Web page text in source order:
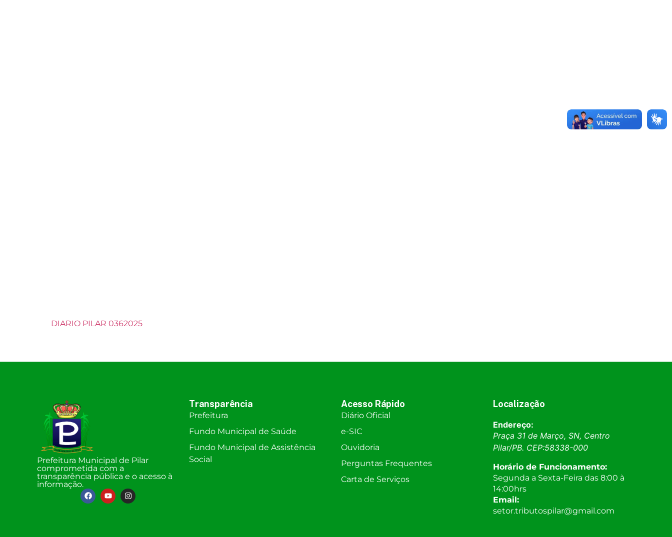
DIARIO PILAR 0362025
Prefeitura Municipal de Pilar
comprometida com a
transparência pública e o acesso à
informação.
Transparência
Prefeitura
Fundo Municipal de Saúde
Fundo Municipal de Assistência
Social
Acesso Rápido
Diário Oficial
e-SIC
Ouvidoria
Perguntas Frequentes
Carta de Serviços
Localização
Endereço:
Praça 31 de Março, SN, Centro
Pilar/PB. CEP:58338-000
Horário de Funcionamento:
Segunda a Sexta-Feira das 8:00 à
14:00hrs
Email:
setor.tributospilar@gmail.com